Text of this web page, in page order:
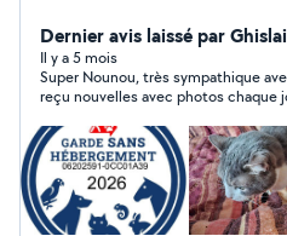
CHEZ MOI, JE FAIS DES
CHIENS/CHATS AINSI QUE
CANINES. J'ai l'expérience et
:Acaced, Certificat Pet sitter,
vétérinaire. Secteur Viry-
Viry.
Dernier avis laissé par
Il y a 5 mois
Super Nounou, très sympathique
reçu nouvelles avec photos chaque
calins s installant même sur ses
absenterais l esprit tranquille